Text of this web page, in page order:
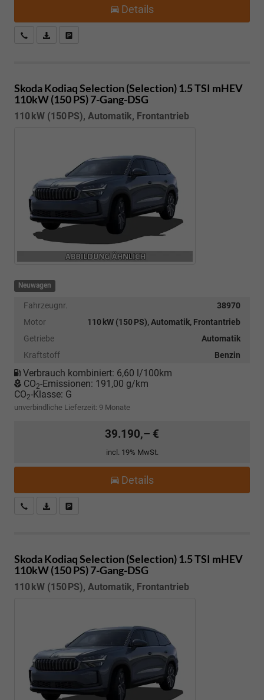
Details
Kostenloser Rückruf-Service
PDF-Datei, Fahrzeugexposé drucken
Skoda KodiaqSelection (Selection) 1.5 TSI mHEV
110kW (150 PS) 7-Gang-DSG
110 kW (150 PS), Automatik, Frontantrieb
Neuwagen
Fahrzeugnr.
38970
Motor
110 kW (150 PS), Automatik, Frontantrieb
Getriebe
Automatik
Kraftstoff
Benzin
Verbrauch kombiniert: 6,60 l/100km
CO2-Emissionen: 191,00 g/km
CO2-Klasse: G
unverbindliche Lieferzeit: 9 Monate
39.190,– €
incl. 19% MwSt.
Details
Kostenloser Rückruf-Service
PDF-Datei, Fahrzeugexposé drucken
Skoda KodiaqSelection (Selection) 1.5 TSI mHEV
110kW (150 PS) 7-Gang-DSG
110 kW (150 PS), Automatik, Frontantrieb